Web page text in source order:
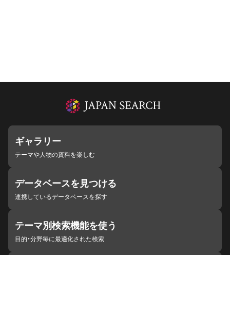
ギャラリー
テーマや人物の資料を楽しむ
データベースを見つける
連携しているデータベースを探す
テーマ別検索機能を使う
目的・分野毎に最適化された検索